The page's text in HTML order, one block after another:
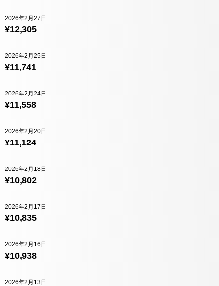
¥12,305
2026年2月27日
¥11,741
2026年2月25日
¥11,558
2026年2月24日
¥11,124
2026年2月20日
¥10,802
2026年2月18日
¥10,835
2026年2月17日
¥10,938
2026年2月16日
2026年2月13日